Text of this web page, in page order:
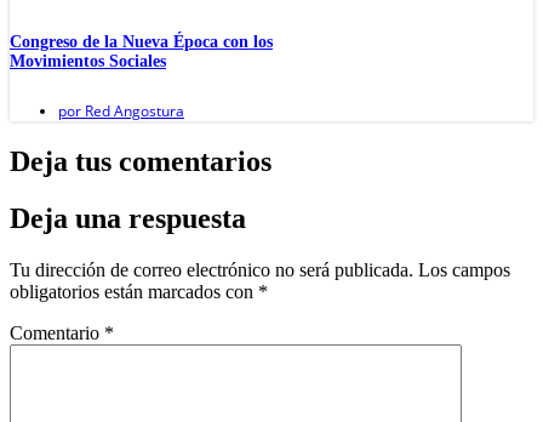
Congreso de la Nueva Época con los
Movimientos Sociales
por Red Angostura
Deja tus comentarios
Deja una respuesta
Tu dirección de correo electrónico no será publicada. Los campos
obligatorios están marcados con *
Comentario *